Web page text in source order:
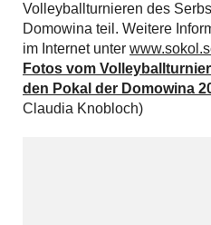
Volleyballturnieren des
Domowina teil. Weitere
im Internet unter
Fotos vom
den Pokal der Domowina
Claudia Knobloch)